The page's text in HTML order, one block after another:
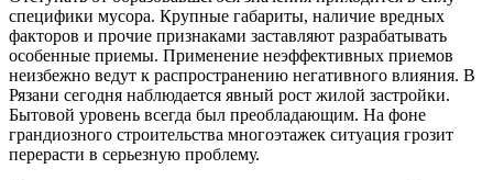
специфики мусора. Крупные габариты, наличие вредных
факторов и прочие признаками заставляют разрабатывать
особенные приемы. Применение неэффективных приемов
неизбежно ведут к распространению негативного влияния. В
Рязани сегодня наблюдается явный рост жилой застройки.
Бытовой уровень всегда был преобладающим. На фоне
грандиозного строительства многоэтажек ситуация грозит
перерасти в серьезную проблему.